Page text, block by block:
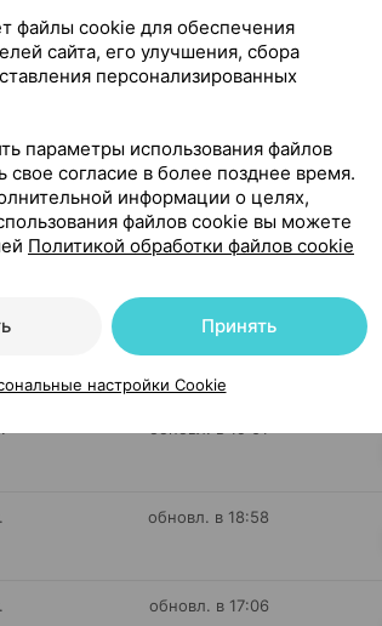
обновл. в 19:21
обновл. в 18:55
обновл. в 18:58
обновл. в 17:06
файлы cookie для обеспечения
сайта, его улучшения, сбора
персонализированных
параметры использования файлов
свое согласие в более позднее время.
информации о целях,
файлов cookie вы можете
Политикой обработки файлов cookie
Принять
настройки Cookie